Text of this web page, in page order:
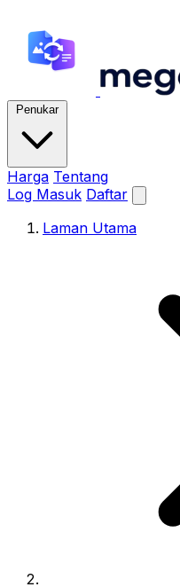
Penukar
Harga Tentang
Log Masuk Daftar
Laman Utama